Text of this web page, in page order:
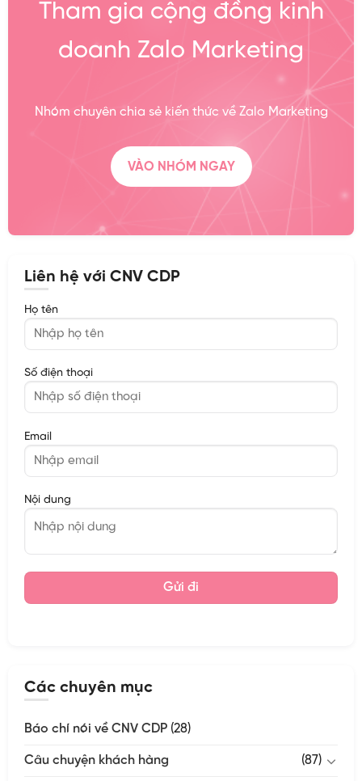
Tham gia cộng đồng kinh
doanh Zalo Marketing
Nhóm chuyên chia sẻ kiến thức về Zalo Marketing
VÀO NHÓM NGAY
Liên hệ với CNV CDP
Họ tên
Số điện thoại
Email
Nội dung
Các chuyên mục
Báo chí nói về CNV CDP(28)
Câu chuyện khách hàng (87)